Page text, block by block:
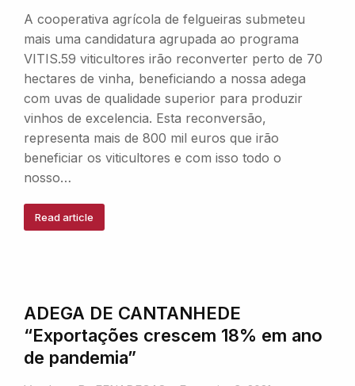
A cooperativa agrícola de felgueiras submeteu
mais uma candidatura agrupada ao programa
VITIS.59 viticultores irão reconverter perto de 70
hectares de vinha, beneficiando a nossa adega
com uvas de qualidade superior para produzir
vinhos de excelencia. Esta reconversão,
representa mais de 800 mil euros que irão
beneficiar os viticultores e com isso todo o
nosso…
Read article
ADEGA DE CANTANHEDE
“Exportações crescem 18% em ano
de pandemia”